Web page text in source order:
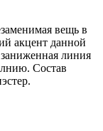
вещь в
акцент данной
линия
Состав